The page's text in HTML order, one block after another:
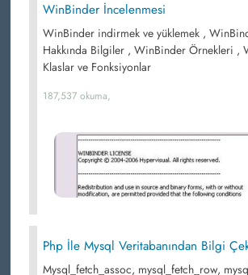
WinBinder İncelenmesi
WinBinder indirmek ve yüklemek ,
Hakkında Bilgiler , WinBinder Örnekleri ,
Klaslar ve Fonksiyonlar
187,537 okuma,
Php İle Mysql Veritabanından Bilgi
Mysql_fetch_assoc, mysql_fetch_row,